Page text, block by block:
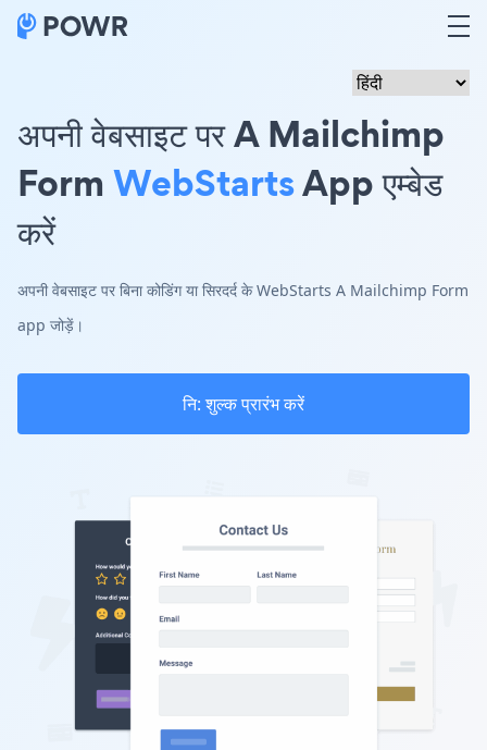
अपनी वेबसाइट पर A Mailchimp
Form WebStartsApp एम्बेड
करें
अपनी वेबसाइट पर बिना कोडिंग या सिरदर्द के WebStarts A Mailchimp Form
app जोड़ें।
नि: शुल्क प्रारंभ करें